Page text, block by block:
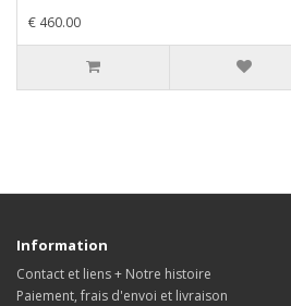
€ 460.00
Information
Contact et liens + Notre histoire
Paiement, frais d'envoi et livraison